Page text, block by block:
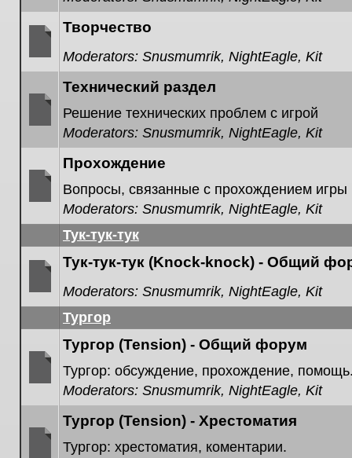
unread
posts
posts
Творчество
Moderators: Snusmumrik, NightEagle, Kit
unread
Технический раздел
Решение технических проблем с игрой
Moderators: Snusmumrik, NightEagle, Kit
unread
Прохождение
Вопросы, связанные с прохождением игры
Moderators: Snusmumrik, NightEagle, Kit
Тук-тук-тук
unread
posts
Тук-тук-тук (Knock-knock) - Общий
Moderators: Snusmumrik, NightEagle, Kit
Тургор
unread
Тургор (Tension) - Общий форум
Тургор: обсуждение, прохождение,
Moderators: Snusmumrik, NightEagle, Kit
Тургор (Tension) - Хрестоматия
Тургор: хрестоматия, коментарии.